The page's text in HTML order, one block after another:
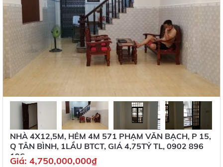
NHÀ 4X12,5M, HẺM 4M 571 PHẠM VĂN BẠCH, P 15,
Q TÂN BÌNH, 1LẦU BTCT, GIÁ 4,75TỶ TL, 0902 896
196
Giá: 4,750,000,000₫